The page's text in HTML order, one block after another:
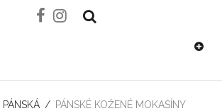
PÁNSKÁ / PÁNSKÉ KOŽENÉ MOKASÍNY